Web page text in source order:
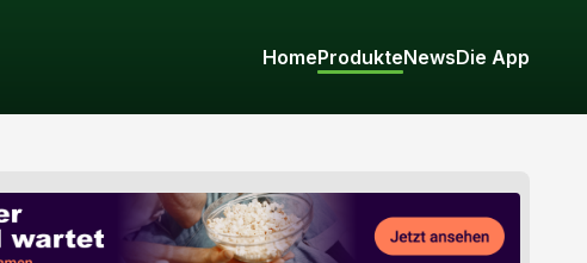
HomeProdukteNewsDie App